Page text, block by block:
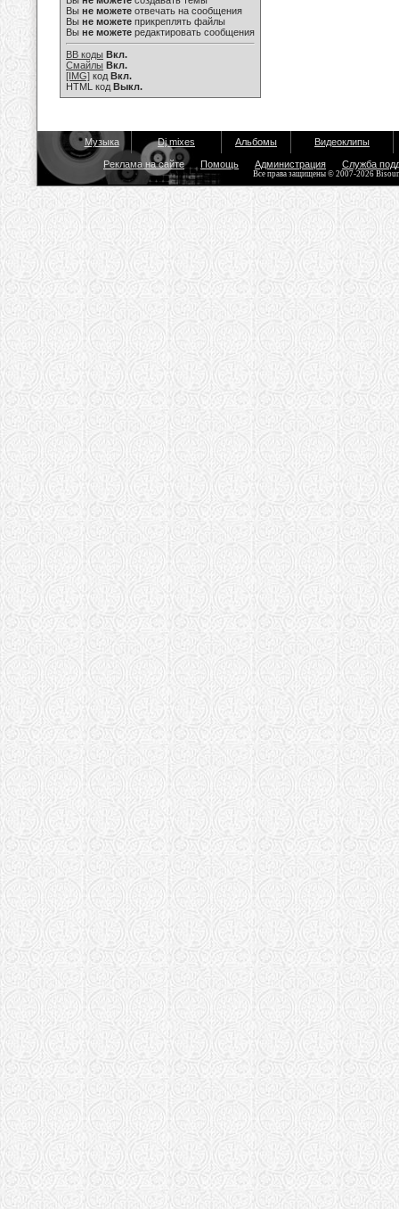
Вы не можете отвечать на сообщения
Вы не можете прикреплять файлы
Вы не можете редактировать сообщения
BB коды Вкл.
Смайлы Вкл.
[IMG] код Вкл.
HTML код Выкл.
Музыка Dj mixes Альбомы Видеоклипы
Реклама на сайте Помощь Администрация Служба
Все права защищены © 2007-2026